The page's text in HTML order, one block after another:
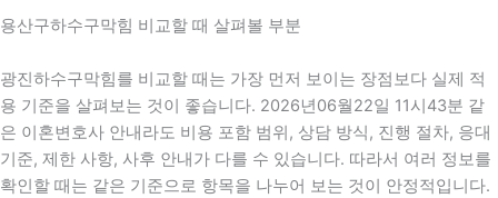
용산구하수구막힘 비교할 때 살펴볼 부분
광진하수구막힘를 비교할 때는 가장 먼저 보이는 장점보다 실제 적
용 기준을 살펴보는 것이 좋습니다. 2026년06월22일 11시43분 같
은 이혼변호사 안내라도 비용 포함 범위, 상담 방식, 진행 절차, 응대
기준, 제한 사항, 사후 안내가 다를 수 있습니다. 따라서 여러 정보를
확인할 때는 같은 기준으로 항목을 나누어 보는 것이 안정적입니다.